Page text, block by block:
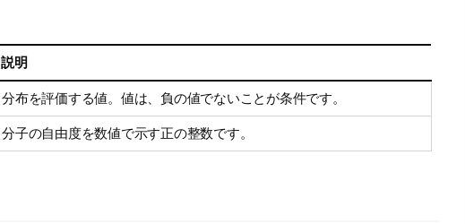
説明
分布を評価する値。値は、負の値でないことが条件です。
分子の自由度を数値で示す正の整数です。